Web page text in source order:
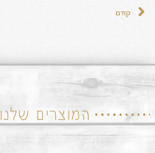
קודם
המוצרים שלנו